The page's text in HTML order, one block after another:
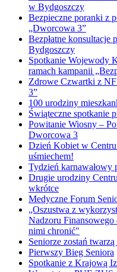
w Bydgoszczy
Bezpieczne poranki z
„Dworcowa 3”
Bezpłatne konsultacje
Bydgoszczy
Spotkanie Wojewody
ramach kampanii
Zdrowe Czwartki z
3”
100 urodziny
Świąteczne spotkanie
Powitanie Wiosny –
Dworcowa 3
Dzień Kobiet w
uśmiechem!
Tydzień
Drugie urodziny
wkrótce
Medyczne Forum
„Oszustwa z
Nadzoru Finansowego
nimi chronić"
Seniorze zostań
Pierwszy Bieg Seniora
Spotkanie z Krajową